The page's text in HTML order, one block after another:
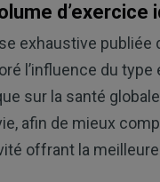
d’exercice
exhaustive publiée
l’influence du type
sur la santé
afin de mieux
offrant la